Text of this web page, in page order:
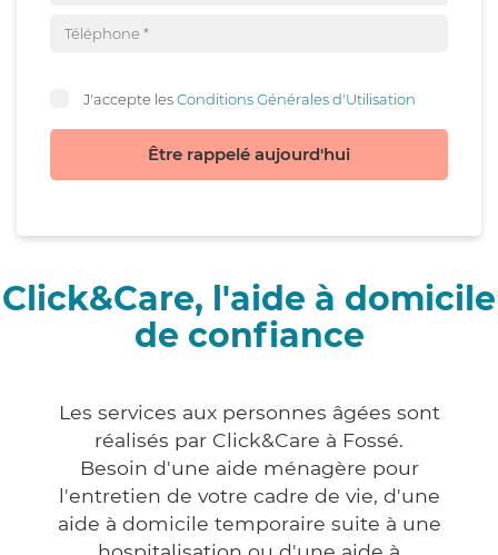
J'accepte lesConditions Générales d'Utilisation
Être rappelé aujourd'hui
Click&Care, l'aide à domicile
de confiance
Les services aux personnes âgées sont
réalisés par Click&Care à Fossé.
Besoin d'une aide ménagère pour
l'entretien de votre cadre de vie, d'une
aide à domicile temporaire suite à une